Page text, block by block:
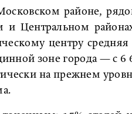
районе,
и Центральном
центру
зоне города — с 6
на прежнем